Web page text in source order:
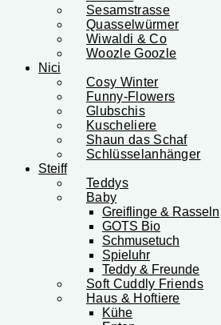
Sesamstrasse
Quasselwürmer
Wiwaldi & Co
Woozle Goozle
Nici
Cosy Winter
Funny-Flowers
Glubschis
Kuscheliere
Shaun das Schaf
Schlüsselanhänger
Steiff
Teddys
Baby
Greiflinge & Rasseln
GOTS Bio
Schmusetuch
Spieluhr
Teddy & Freunde
Soft Cuddly Friends
Haus & Hoftiere
Kühe